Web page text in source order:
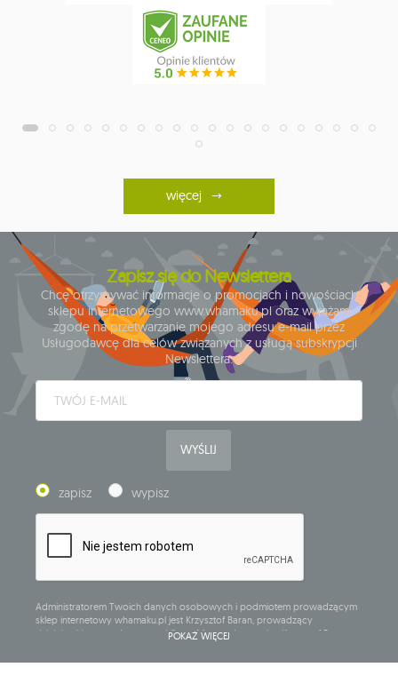
więcej
Zapisz się do Newslettera
Chcę otrzymywać informacje o promocjach i nowościach
sklepu internetowego www.whamaku.pl oraz wyrażam
zgodę na przetwarzanie mojego adresu e-mail przez
Usługodawcę dla celów związanych z usługą subskrypcji
Newslettera.
WYŚLIJ
zapisz wypisz
Administratorem Twoich danych osobowych i podmiotem prowadzącym
sklep internetowy whamaku.pl jest Krzysztof Baran, prowadzący
działalność gospodarczą pod firmą: Mouton Interactive Krzysztof Baran
POKAŻ WIĘCEJ